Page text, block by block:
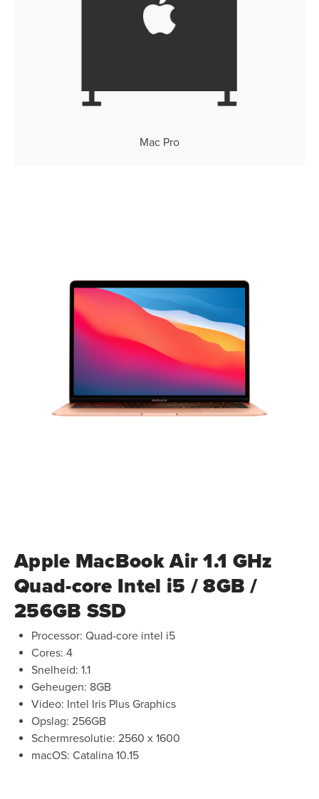
Mac Pro
Apple MacBook Air 1.1 GHz
Quad-core Intel i5 / 8GB /
256GB SSD
Processor: Quad-core intel i5
Cores: 4
Snelheid: 1.1
Geheugen: 8GB
Video: Intel Iris Plus Graphics
Opslag: 256GB
Schermresolutie: 2560 x 1600
macOS: Catalina 10.15